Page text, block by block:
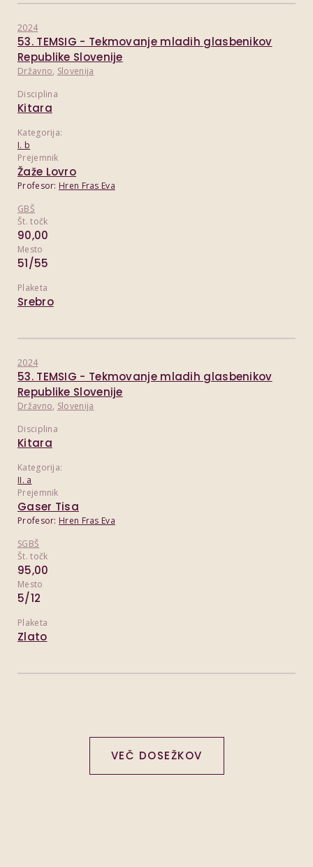
2024
53. TEMSIG - Tekmovanje mladih glasbenikov
Republike Slovenije
Državno, Slovenija
Disciplina
Kitara
Kategorija:
I. b
Prejemnik
Žaže Lovro
Profesor: Hren Fras Eva
GBŠ
Št. točk
90,00
Mesto
51/55
Plaketa
Srebro
2024
53. TEMSIG - Tekmovanje mladih glasbenikov
Republike Slovenije
Državno, Slovenija
Disciplina
Kitara
Kategorija:
II. a
Prejemnik
Gaser Tisa
Profesor: Hren Fras Eva
SGBŠ
Št. točk
95,00
Mesto
5/12
Plaketa
Zlato
VEČ DOSEŽKOV